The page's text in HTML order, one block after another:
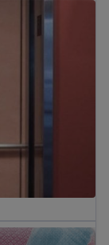
Travay Etazini